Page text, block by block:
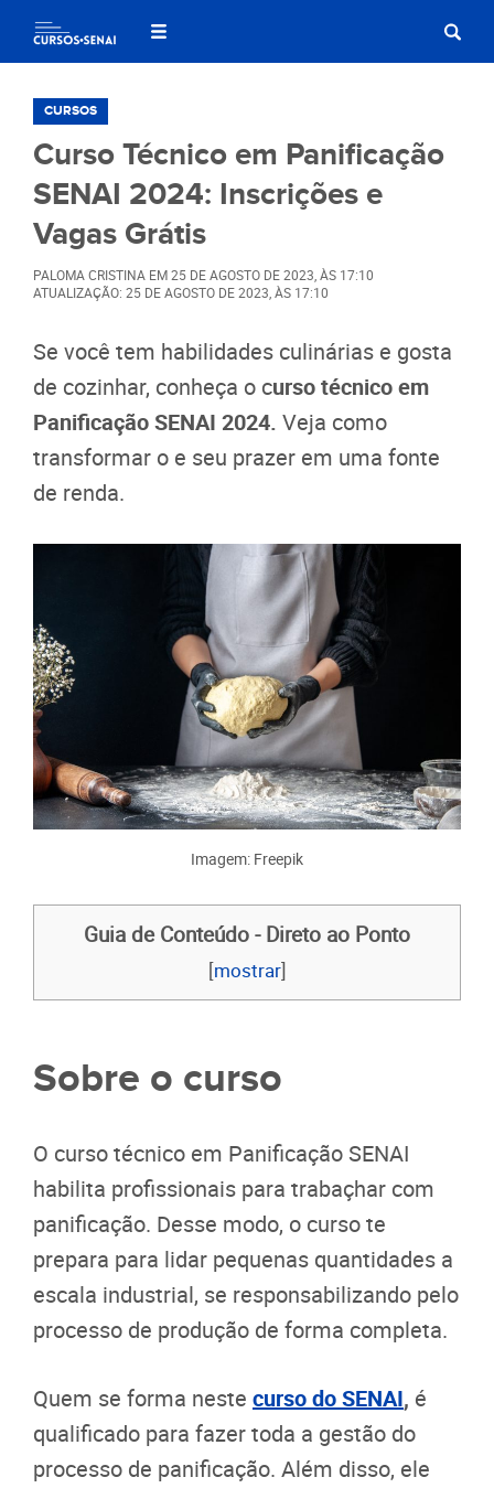
CURSOS
Curso Técnico em Panificação
SENAI 2024: Inscrições e
Vagas Grátis
PALOMA CRISTINA EM25 DE AGOSTO DE 2023 , ÀS 17:10
ATUALIZAÇÃO: 25 DE AGOSTO DE 2023, ÀS 17:10
Se você tem habilidades culinárias e gosta
de cozinhar, conheça o curso técnico em
Panificação SENAI 2024. Veja como
transformar o e seu prazer em uma fonte
de renda.
Imagem: Freepik
Guia de Conteúdo - Direto ao Ponto
[mostrar]
Sobre o curso
O curso técnico em Panificação SENAI
habilita profissionais para trabaçhar com
panificação. Desse modo, o curso te
prepara para lidar pequenas quantidades a
escala industrial, se responsabilizando pelo
processo de produção de forma completa.
Quem se forma neste curso do SENAI, é
qualificado para fazer toda a gestão do
processo de panificação. Além disso, ele